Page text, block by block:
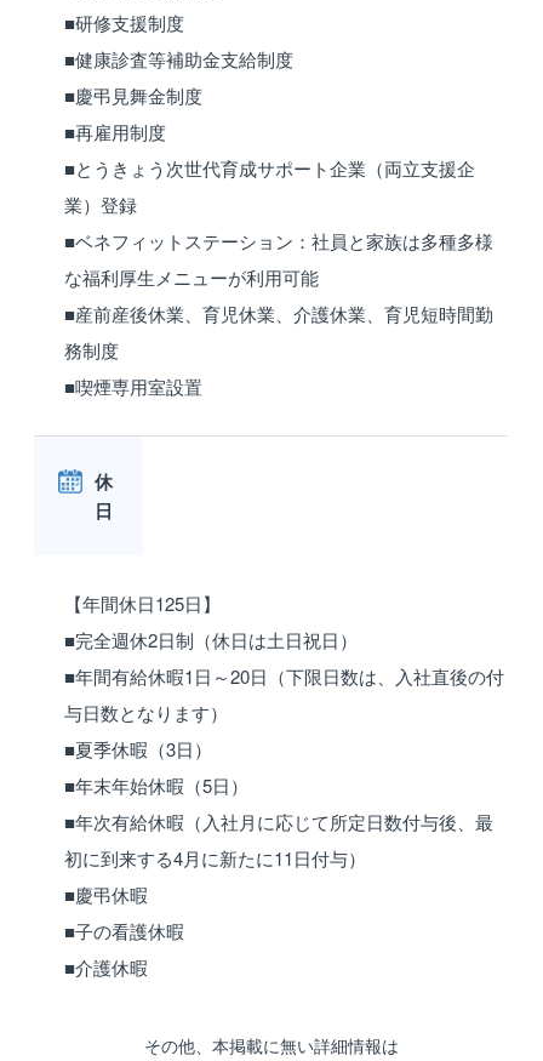
■研修支援制度
■健康診査等補助金支給制度
■慶弔見舞金制度
■再雇用制度
■とうきょう次世代育成サポート企業（両立支援企
業）登録
■ベネフィットステーション：社員と家族は多種多様
な福利厚生メニューが利用可能
■産前産後休業、育児休業、介護休業、育児短時間勤
務制度
■喫煙専用室設置
休
日
【年間休日125日】
■完全週休2日制（休日は土日祝日）
■年間有給休暇1日～20日（下限日数は、入社直後の付
与日数となります）
■夏季休暇（3日）
■年末年始休暇（5日）
■年次有給休暇（入社月に応じて所定日数付与後、最
初に到来する4月に新たに11日付与）
■慶弔休暇
■子の看護休暇
■介護休暇
その他、本掲載に無い詳細情報は